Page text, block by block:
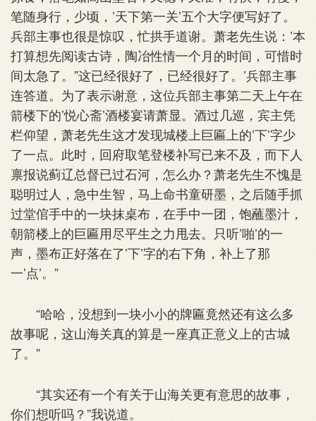
笔随身行，少顷，’天下第一关’五个大字便写好了。
兵部主事也很是惊叹，忙拱手道谢。萧老先生说：’本
打算想先阅读古诗，陶冶性情一个月的时间，可惜时
间太急了。”这已经很好了，已经很好了。’兵部主事
连答道。为了表示谢意，这位兵部主事第二天上午在
箭楼下的’悦心斋’酒楼宴请萧显。酒过几巡，宾主凭
栏仰望，萧老先生这才发现城楼上巨匾上的’下’字少
了一点。此时，回府取笔登楼补写已来不及，而下人
禀报说蓟辽总督已过石河，怎么办？萧老先生不愧是
聪明过人，急中生智，马上命书童研墨，之后随手抓
过堂倌手中的一块抹桌布，在手中一团，饱蘸墨汁，
朝箭楼上的巨匾用尽平生之力甩去。只听’啪’的一
声，墨布正好落在了’下’字的右下角，补上了那
一’点’。”
“哈哈，没想到一块小小的牌匾竟然还有这么多
故事呢，这山海关真的算是一座真正意义上的古城
了。”
“其实还有一个有关于山海关更有意思的故事，
你们想听吗？”我说道。